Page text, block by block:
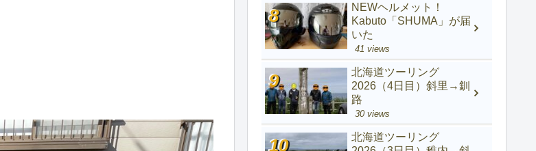
NEWヘルメット！
Kabuto「SHUMA」が届
いた
41 views
北海道ツーリング
2026（4日目）斜里→釧
路
30 views
北海道ツーリング